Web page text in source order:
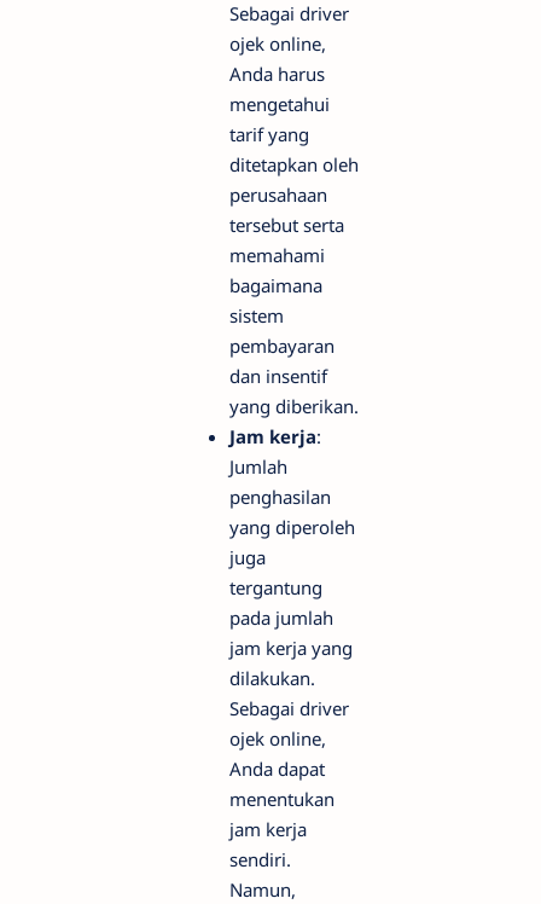
Sebagai driver
ojek online,
Anda harus
mengetahui
tarif yang
ditetapkan oleh
perusahaan
tersebut serta
memahami
bagaimana
sistem
pembayaran
dan insentif
yang diberikan.
Jam kerja:
Jumlah
penghasilan
yang diperoleh
juga
tergantung
pada jumlah
jam kerja yang
dilakukan.
Sebagai driver
ojek online,
Anda dapat
menentukan
jam kerja
sendiri.
Namun,